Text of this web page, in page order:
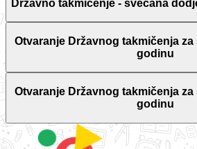
Državno takmičenje - svečana
Otvaranje Državnog takmičenja za
godinu
Otvaranje Državnog takmičenja za
godinu